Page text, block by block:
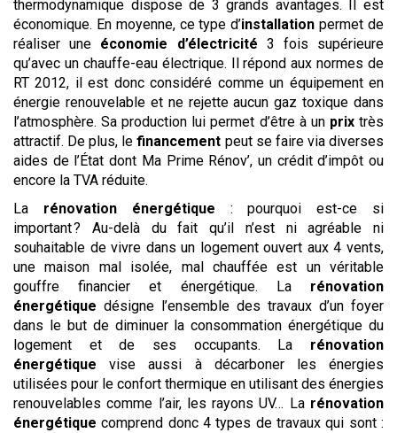
thermodynamique dispose de 3 grands avantages. Il est
économique. En moyenne, ce type d’installation permet de
réaliser une économie d’électricité 3 fois supérieure
qu’avec un chauffe-eau électrique. Il répond aux normes de
RT 2012, il est donc considéré comme un équipement en
énergie renouvelable et ne rejette aucun gaz toxique dans
l’atmosphère. Sa production lui permet d’être à un prixtrès
attractif. De plus, lefinancement peut se faire via diverses
aides de l’État dont Ma Prime Rénov’, un crédit d’impôt ou
encore la TVA réduite.
La rénovation énergétique : pourquoi est-ce si
important ? Au-delà du fait qu’il n’est ni agréable ni
souhaitable de vivre dans un logement ouvert aux 4 vents,
une maison mal isolée, mal chauffée est un véritable
gouffre financier et énergétique. La rénovation
énergétique désigne l’ensemble des travaux d’un foyer
dans le but de diminuer la consommation énergétique du
logement et de ses occupants. La rénovation
énergétique vise aussi à décarboner les énergies
utilisées pour le confort thermique en utilisant des énergies
renouvelables comme l’air, les rayons UV… La rénovation
énergétique comprend donc 4 types de travaux qui sont :